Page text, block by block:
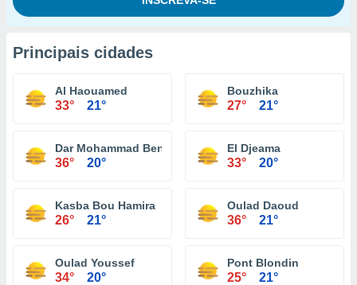
Principais cidades
Al Haouamed
33° 21°
Bouzhika
27° 21°
Dar Mohammad Ben Brahim
36° 20°
El Djeama
33° 20°
Kasba Bou Hamira
26° 21°
Oulad Daoud
36° 21°
Oulad Youssef
34° 20°
Pont Blondin
25° 21°